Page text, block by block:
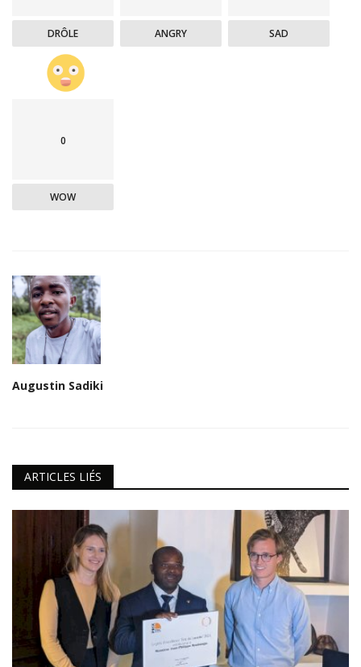
DRÔLE ANGRY SAD
0
WOW
Augustin Sadiki
ARTICLES LIÉS